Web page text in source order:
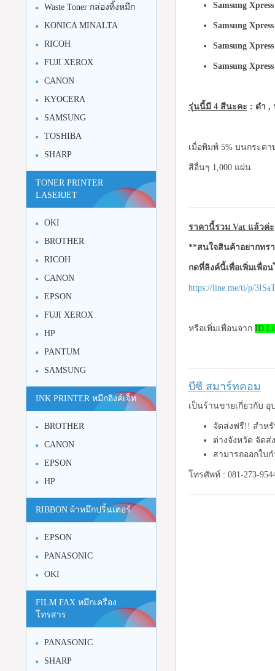
Samsung
Samsung
Samsung
Samsung
รุ่นนี้มี 4 สีนะคะ : ดำ ,
เมื่อพิมพ์ 5% บนกระด
สีอื่นๆ 1,000 แผ่น
ราคานี้รวม Vat แล้วค่ะ
**สนใจสินค้าอยากทร
กดที่ลิงค์นี้เพื่อเพิ่มเพื่อ
https://line.me/ti/p/
หรือเพิ่มเพื่อนจาก ID
บีซี สมาร์ทคอม
เป็นร้านขายเกี่ยวกับ
จัดส่งฟรี!! สำห
ต่างจังหวัด จัดส่
สามารถออกใบ
โทรศัพท์ : 081-273-
Waste Toner กล่องทิ้งหมึก
KONICA MINALTA
RICOH
FUJI XEROX
CANON
KYOCERA
SAMSUNG
TOSHIBA
SHARP
TONER PRINTER
LASERJET
OKI
BROTHER
RICOH
CANON
EPSON
FUJI XEROX
HP
PANTUM
SAMSUNG
INK PRINTER หมึกอิงค์เจ็ท
BROTHER
CANON
EPSON
HP
RIBBON ผ้าหมึกปริ้นเตอร์
EPSON
PANASONIC
OKI
FILM FAX หมึกเครื่อง
โทรสาร
PANASONIC
SHARP